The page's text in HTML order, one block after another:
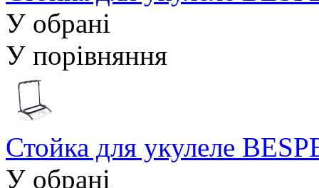
У обрані
У порівняння
Стойка для укулеле
У обрані